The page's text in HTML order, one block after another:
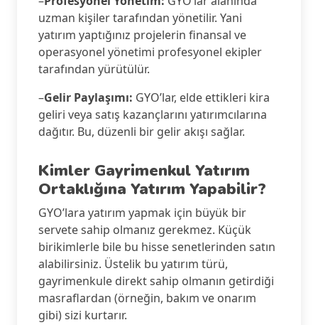
uzman kişiler tarafından yönetilir. Yani
yatırım yaptığınız projelerin finansal ve
operasyonel yönetimi profesyonel ekipler
tarafından yürütülür.
–Gelir Paylaşımı: GYO’lar, elde ettikleri kira
geliri veya satış kazançlarını yatırımcılarına
dağıtır. Bu, düzenli bir gelir akışı sağlar.
Kimler Gayrimenkul Yatırım
Ortaklığına Yatırım Yapabilir?
GYO’lara yatırım yapmak için büyük bir
servete sahip olmanız gerekmez. Küçük
birikimlerle bile bu hisse senetlerinden satın
alabilirsiniz. Üstelik bu yatırım türü,
gayrimenkule direkt sahip olmanın getirdiği
masraflardan (örneğin, bakım ve onarım
gibi) sizi kurtarır.